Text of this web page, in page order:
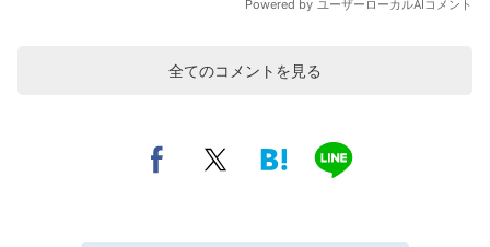
全てのコメントを見る